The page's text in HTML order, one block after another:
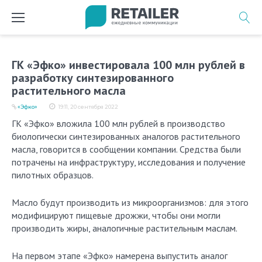
ГК «Эфко» инвестировала 100 млн рублей в
разработку синтезированного
растительного масла
19:11, 20 сентября 2022
«Эфко»
ГК «Эфко» вложила 100 млн рублей в производство
биологически синтезированных аналогов растительного
масла, говорится в сообщении компании. Средства были
потрачены на инфраструктуру, исследования и получение
пилотных образцов.
Масло будут производить из микроорганизмов: для этого
модифицируют пищевые дрожжи, чтобы они могли
производить жиры, аналогичные растительным маслам.
На первом этапе «Эфко» намерена выпустить аналог